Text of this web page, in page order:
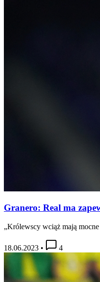
Granero: Real ma
„Królewscy wciąż mają
18.06.2023 • 4